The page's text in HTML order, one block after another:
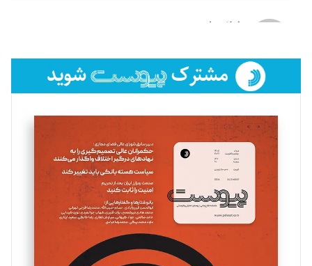
لیلا حنارود
فائزه فتحی رستمی
تحریریه
سروش کرمیان
تحریریه
مینا پاکدل